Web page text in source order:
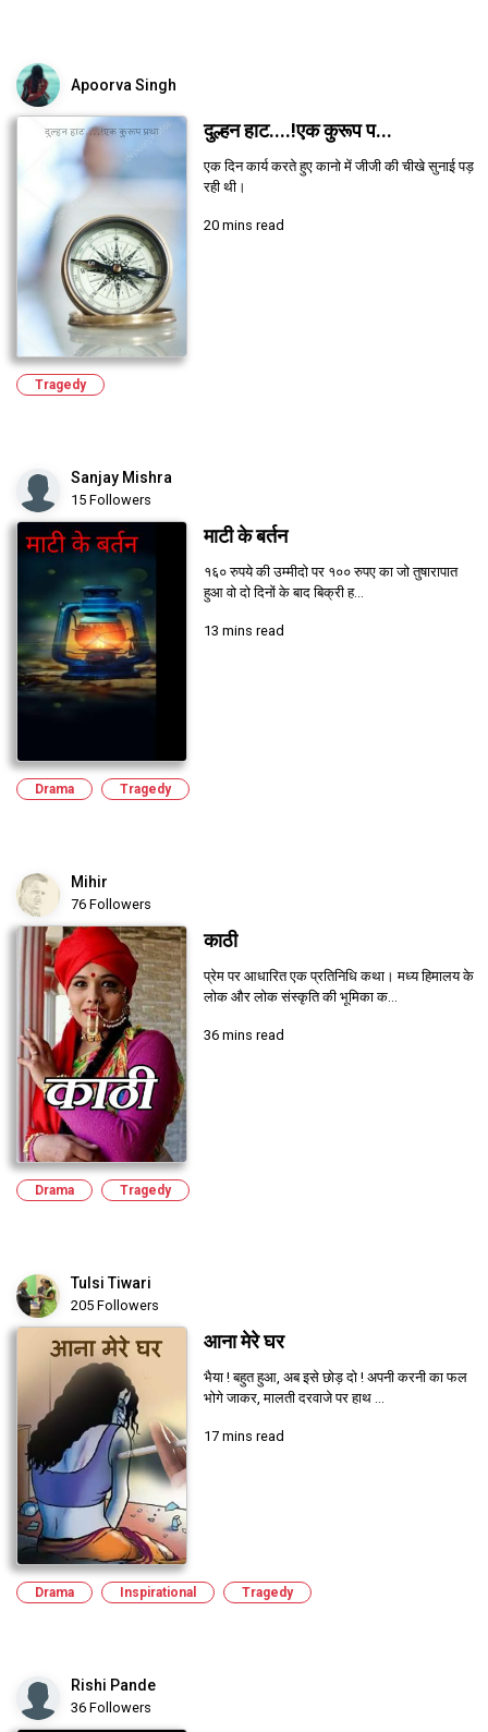
Apoorva Singh
दुल्हन हाट....!एक कुरूप प...
एक दिन कार्य करते हुए कानो में जीजी की चीखे सुनाई पड़
रही थी।
20 mins read
Tragedy
Sanjay Mishra
15 Followers
माटी के बर्तन
१६० रुपये की उम्मीदो पर १०० रुपए का जो तुषारापात
हुआ वो दो दिनों के बाद बिक्री ह...
13 mins read
Drama Tragedy
Mihir
76 Followers
काठी
प्रेम पर आधारित एक प्रतिनिधि कथा। मध्य हिमालय के
लोक और लोक संस्कृति की भूमिका क...
36 mins read
Drama Tragedy
Tulsi Tiwari
205 Followers
आना मेरे घर
भैया ! बहुत हुआ, अब इसे छोड़ दो ! अपनी करनी का फल
भोगे जाकर, मालती दरवाजे पर हाथ ...
17 mins read
Drama Inspirational Tragedy
Rishi Pande
36 Followers